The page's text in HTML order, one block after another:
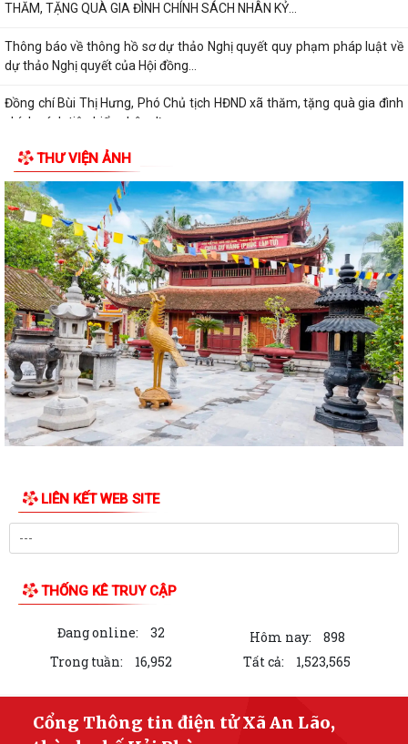
THĂM, TẶNG QUÀ GIA ĐÌNH CHÍNH SÁCH NHÂN KỶ...
Thông báo về thông hồ sơ dự thảo Nghị quyết quy phạm pháp luật về
dự thảo Nghị quyết của Hội đồng...
Đồng chí Bùi Thị Hưng, Phó Chủ tịch HĐND xã thăm, tặng quà gia đình
chính sách tiêu biểu nhân dịp...
XÃ AN LÃO TIẾP TỤC RA QUÂN BẢO ĐẢM TRẬT TỰ AN TOÀN GIAO
THÔNG, TRẬT TỰ CÔNG CỘNG VÀ VỆ SINH MÔI...
XÃ AN LÃO TỔ CHỨC HỘI NGHỊ TRIỂN KHAI CÔNG TÁC THU THẬP,
CUNG CẤP THÔNG TIN LẬP SỔ BỘ THUẾ SỬ DỤNG...
ĐOÀN KHẢO SÁT HĐND XÃ AN LÃO KHẢO SÁT VIỆC THỰC HIỆN CHÍNH
SÁCH, PHÁP LUẬT VỀ LAO ĐỘNG TẠI CÔNG TY...
Kế hoạch Tổ chức khám sức khoẻ định kỳ hoặc khám sàng lọc miễn
phí cho người dân trên địa bàn xã...
AN LÃO CÔNG BỐ CÁC QUYẾT ĐỊNH THÀNH LẬP, KIỆN TOÀN TỔ CHỨC
MẶT TRẬN VÀ CÁC ĐOÀN THỂ Ở THÔN
Thông báo Niêm yết công khai về việc mất Giấy chứng nhận quyền sử
ĐẢNG ỦY XÃ AN LÃO LÀM VIỆC VỚI CÁC THÔN SAU SẮP XẾP, TỔ
CHỨC LẠI
THƯỜNG LỆ GIỮA NĂM 2026.
Quyết định Ban hành Nội quy, Quy chế tiếp công dân trực tuyến của Ủy
Quyết định Ban hành Quy chế tiếp công dân, xử lý đơn khiếu nại, tố cáo,
THƯ VIỆN ẢNH
LIÊN KẾT WEB SITE
THỐNG KÊ TRUY CẬP
Đang online: 32 Hôm nay:
898
Trong tuần:
16,952 Tất cả: 1,523,565
Cổng Thông tin điện tử Xã An Lão,